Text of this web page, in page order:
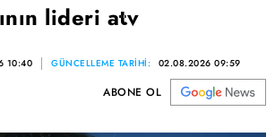
lideri atv
10:40 GÜNCELLEME TARİHİ: 02.08.2026 09:59
ABONE OL